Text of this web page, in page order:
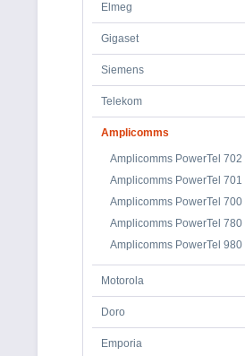
Elmeg
Gigaset
Siemens
Telekom
Amplicomms
Amplicomms PowerTel 702
Amplicomms PowerTel 701
Amplicomms PowerTel 700
Amplicomms PowerTel 780
Amplicomms PowerTel 980
Motorola
Doro
Emporia